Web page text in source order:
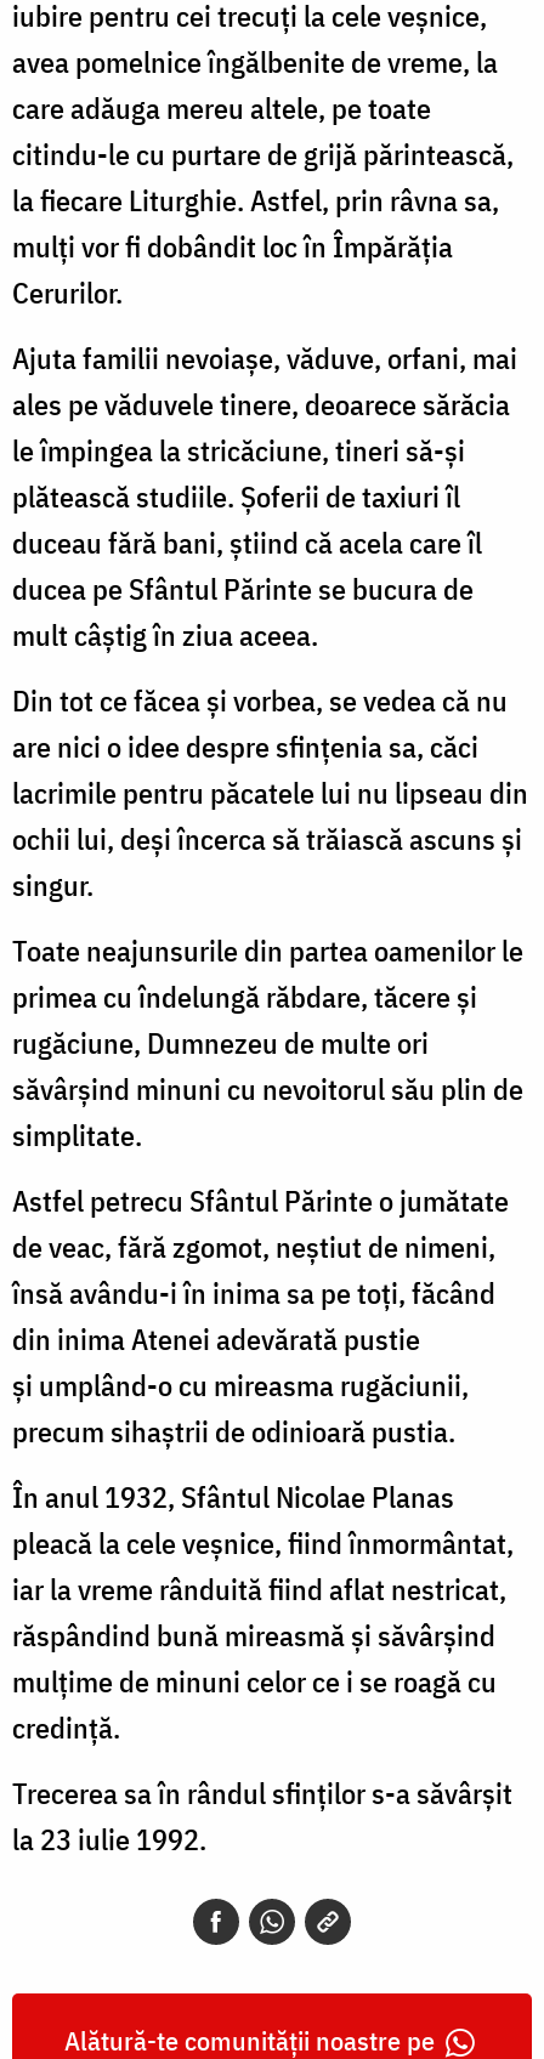
iubire pentru cei trecuți la cele veșnice,
avea pomelnice îngălbenite de vreme, la
care adăuga mereu altele, pe toate
citindu-le cu purtare de grijă părintească,
la fiecare Liturghie. Astfel, prin râvna sa,
mulți vor fi dobândit loc în Împărăția
Cerurilor.
Ajuta familii nevoiașe, văduve, orfani, mai
ales pe văduvele tinere, deoarece sărăcia
le împingea la stricăciune, tineri să-și
plătească studiile. Șoferii de taxiuri îl
duceau fără bani, știind că acela care îl
ducea pe Sfântul Părinte se bucura de
mult câștig în ziua aceea.
Din tot ce făcea și vorbea, se vedea că nu
are nici o idee despre sfințenia sa, căci
lacrimile pentru păcatele lui nu lipseau din
ochii lui, deși încerca să trăiască ascuns și
singur.
Toate neajunsurile din partea oamenilor le
primea cu îndelungă răbdare, tăcere și
rugăciune, Dumnezeu de multe ori
săvârșind minuni cu nevoitorul său plin de
simplitate.
Astfel petrecu Sfântul Părinte o jumătate
de veac, fără zgomot, neștiut de nimeni,
însă avându-i în inima sa pe toți, făcând
din inima Atenei adevărată pustie
și umplând-o cu mireasma rugăciunii,
precum sihaștrii de odinioară pustia.
În anul 1932, Sfântul Nicolae Planas
pleacă la cele veșnice, fiind înmormântat,
iar la vreme rânduită fiind aflat nestricat,
răspândind bună mireasmă și săvârșind
mulțime de minuni celor ce i se roagă cu
credință.
Trecerea sa în rândul sfinților s-a săvârșit
la 23 iulie 1992.
Alătură-te comunității noastre pe